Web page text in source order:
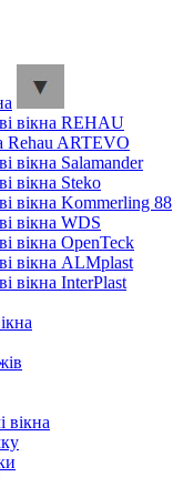
вікна REHAU
Rehau ARTEVO
вікна Salamander
вікна Steko
вікна Kommerling 88
вікна WDS
вікна OpenTeck
вікна ALMplast
вікна InterPlast
вікна